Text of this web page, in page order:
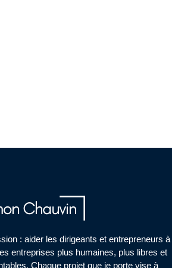
: aider les dirigeants et entrepreneurs à
entreprises plus humaines, plus libres et
Chaque projet que je porte vise à